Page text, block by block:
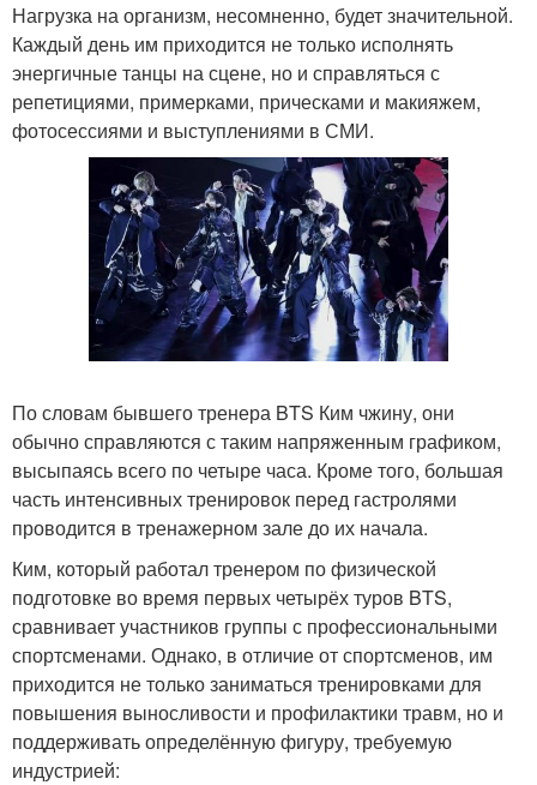
Нагрузка на организм, несомненно, будет значительной.
Каждый день им приходится не только исполнять
энергичные танцы на сцене, но и справляться с
репетициями, примерками, прическами и макияжем,
фотосессиями и выступлениями в СМИ.
По словам бывшего тренера BTS Ким чжину, они
обычно справляются с таким напряженным графиком,
высыпаясь всего по четыре часа. Кроме того, большая
часть интенсивных тренировок перед гастролями
проводится в тренажерном зале до их начала.
Ким, который работал тренером по физической
подготовке во время первых четырёх туров BTS,
сравнивает участников группы с профессиональными
спортсменами. Однако, в отличие от спортсменов, им
приходится не только заниматься тренировками для
повышения выносливости и профилактики травм, но и
поддерживать определённую фигуру, требуемую
индустрией: